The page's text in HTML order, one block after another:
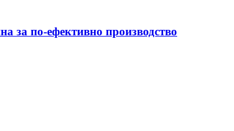
за по-ефективно производство